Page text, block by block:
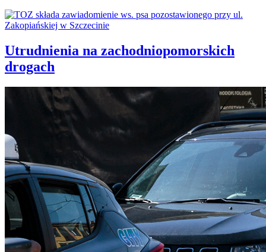
Utrudnienia na zachodniopomorskich
drogach